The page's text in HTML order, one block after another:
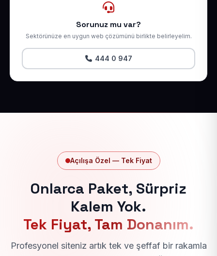
Sorunuz mu var?
Sektörünüze en uygun web çözümünü birlikte belirleyelim.
444 0 947
Açılışa Özel — Tek Fiyat
Onlarca Paket, Sürpriz
Kalem Yok.
Tek Fiyat, Tam Donanım.
Profesyonel siteniz artık tek ve şeffaf bir rakamla